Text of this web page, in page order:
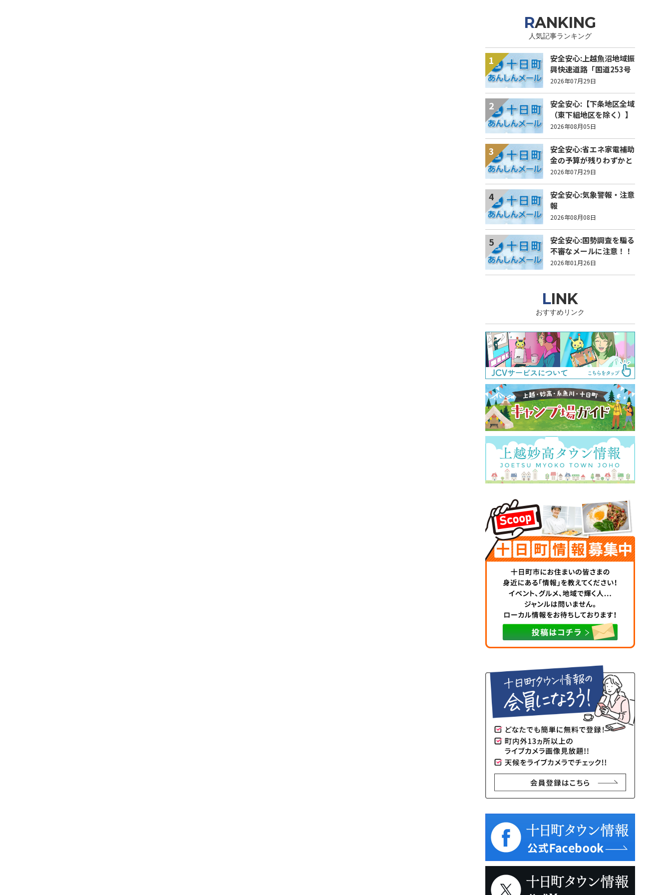
RANKING
人気記事ランキング
1
安全安心:上越魚沼地域振
興快速道路「国道253号
八箇峠道路」の通行規制
について
2026年07月29日
2
安全安心:【下条地区全域
（東下組地区を除く）】
洗管作業に伴う水道の濁
りの発生について
2026年08月05日
3
安全安心:省エネ家電補助
金の予算が残りわずかと
なりました
2026年07月29日
4
安全安心:気象警報・注意
報
2026年08月08日
5
安全安心:国勢調査を騙る
不審なメールに注意！！
2026年01月26日
LINK
おすすめリンク